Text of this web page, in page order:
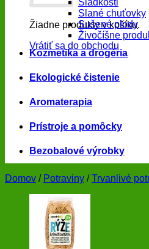
Žiadne produkty v košíku.
Vrátiť sa do obchodu
Sladkosti
Slané chuťovky
Sušené plody
Živočíšne
Kozmetika a drogéria
Ekologické čistenie
Aromaterapia
Prístroje a pomôcky
Bezobalové výrobky
Domov / Potraviny / Trvanlivé